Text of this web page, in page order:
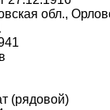
обл.,
(рядовой)